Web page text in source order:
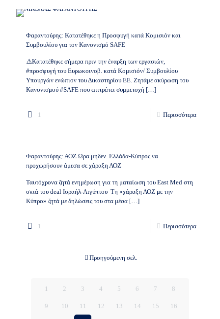
Φαραντούρης: Κατατέθηκε η Προσφυγή κατά Κομισιόν και
Συμβουλίου για τον Κανονισμό SAFΕ
⚠️Κατατέθηκε σήμερα πριν την έναρξη των εργασιών,
#προσφυγή του Ευρωκοινοβ. κατά Κομισιόν/ Συμβουλίου
Υπουργών ενώπιον του Δικαστηρίου ΕΕ. Ζητάμε ακύρωση του
Κανονισμού #SAFE που επιτρέπει συμμετοχή […]
1 Περισσότερα
Φαραντούρης: ΑΟΖ Ωρα μηδεν. Ελλάδα-Κύπρος να
προχωρήσουν άμεσα σε χάραξη ΑΟΖ
Ταυτόχρονα ζητά ενημέρωση για τη ματαίωση του East Med στη
σκιά του deal Ισραήλ-Αιγύπτου Τη «χάραξη ΑΟΖ με την
Κύπρο» ζητά με δηλώσεις του στα μέσα […]
1 Περισσότερα
Προηγούμενη σελ.
1 2 3 4 5 6 7 8
9 10 11 12 13 14 15 16